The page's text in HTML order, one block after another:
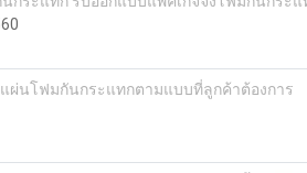
ผ่นโฟมกันกระแทกตามแบบที่ลูกค้าต้องการ